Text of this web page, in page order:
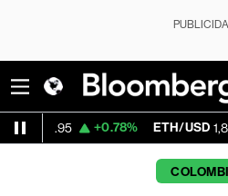
+0.78% ETH/USD 1,870.893 -